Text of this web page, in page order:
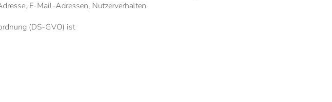
E-Mail-Adressen, Nutzerverhalten.
(DS-GVO) ist